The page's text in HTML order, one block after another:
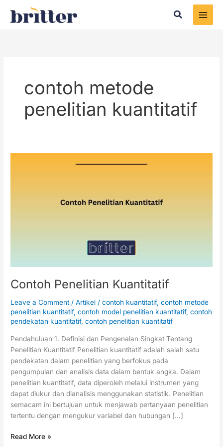
Search
contoh metode
penelitian kuantitatif
Contoh Penelitian Kuantitatif
Leave a Comment /Artikel /contoh kuantitatif,contoh metode
penelitian kuantitatif,contoh model penelitian kuantitatif,contoh
pendekatan kuantitatif,contoh penelitian kuantitatif
Pendahuluan 1. Definisi dan Pengenalan Singkat Tentang
Penelitian Kuantitatif Penelitian kuantitatif adalah salah satu
pendekatan dalam penelitian yang berfokus pada
pengumpulan dan analisis data dalam bentuk angka. Dalam
penelitian kuantitatif, data diperoleh melalui instrumen yang
dapat diukur dan dianalisis menggunakan statistik. Penelitian
semacam ini bertujuan untuk menjawab pertanyaan penelitian
tertentu dengan mengukur variabel dan hubungan […]
Read More »